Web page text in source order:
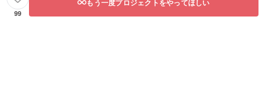
99
もう一度プロジェクトをやってほしい